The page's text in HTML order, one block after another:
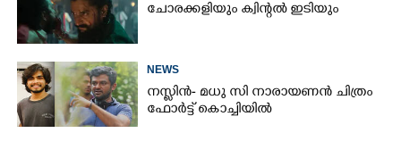
ചോരക്കളിയും ക്വിന്റൽ ഇടിയും
NEWS
നസ്ലിൻ- മധു സി നാരായണൻ ചിത്രം
ഫോർട്ട് കൊച്ചിയിൽ